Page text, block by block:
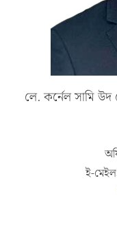
লে. কর্নেল সামি
ই-